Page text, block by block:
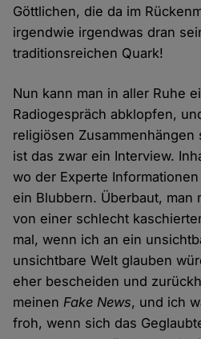
Göttlichen, die da im
irgendwie irgendwas dran
traditionsreichen Quark!
Nun kann man in aller Ruhe
Radiogespräch abklopfen,
religiösen Zusammenhängen
ist das zwar ein Interview.
wo der Experte
ein Blubbern. Überbaut, man
von einer schlecht
mal, wenn ich an ein
unsichtbare Welt glauben
eher bescheiden und
meinenFake News, und ich
froh, wenn sich das